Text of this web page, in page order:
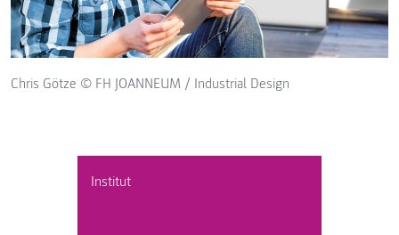
Institut
Chris Götze © FH JOANNEUM / Industrial Design